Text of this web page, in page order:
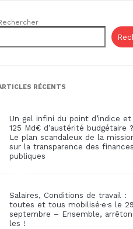
RÉCENTS
Un gel infini du point d’indice et
125 Md€ d’austérité budgétaire ?
Le plan scandaleux de la
sur la transparence des finances
publiques
Salaires, Conditions de travail :
toutes et tous mobilisé·e·s le 29
septembre – Ensemble,
les !